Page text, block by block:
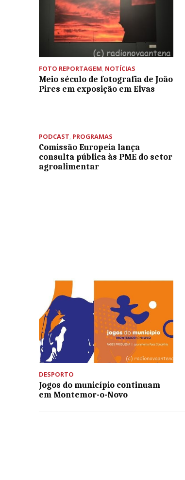
FOTO REPORTAGEM, NOTÍCIAS
Meio século de fotografia de João
Pires em exposição em Elvas
PODCAST, PROGRAMAS
Comissão Europeia lança
consulta pública às PME do setor
agroalimentar
DESPORTO
Jogos do município continuam
em Montemor-o-Novo